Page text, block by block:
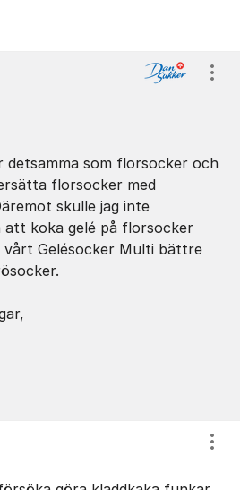
detsamma som florsocker och
florsocker med
skulle jag inte
att koka gelé på florsocker
vårt Gelésocker Multi bättre